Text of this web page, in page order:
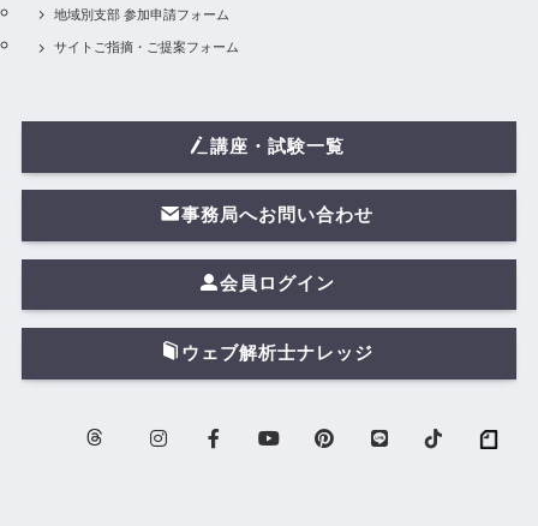
地域別支部 参加申請フォーム
サイトご指摘・ご提案フォーム
講座・試験一覧
事務局へお問い合わせ
会員ログイン
ウェブ解析士ナレッジ